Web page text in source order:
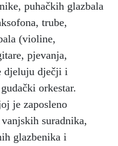
puhačkih glazbala
trube,
(violine,
pjevanja,
djeluju dječji i
orkestar.
je zaposleno
suradnika,
glazbenika i